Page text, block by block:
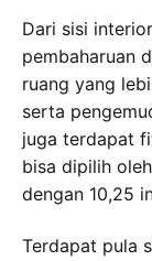
Dari sisi
pembaharuan
ruang yang
serta
juga terdapat
bisa dipilih
dengan 10,25
Terdapat pula